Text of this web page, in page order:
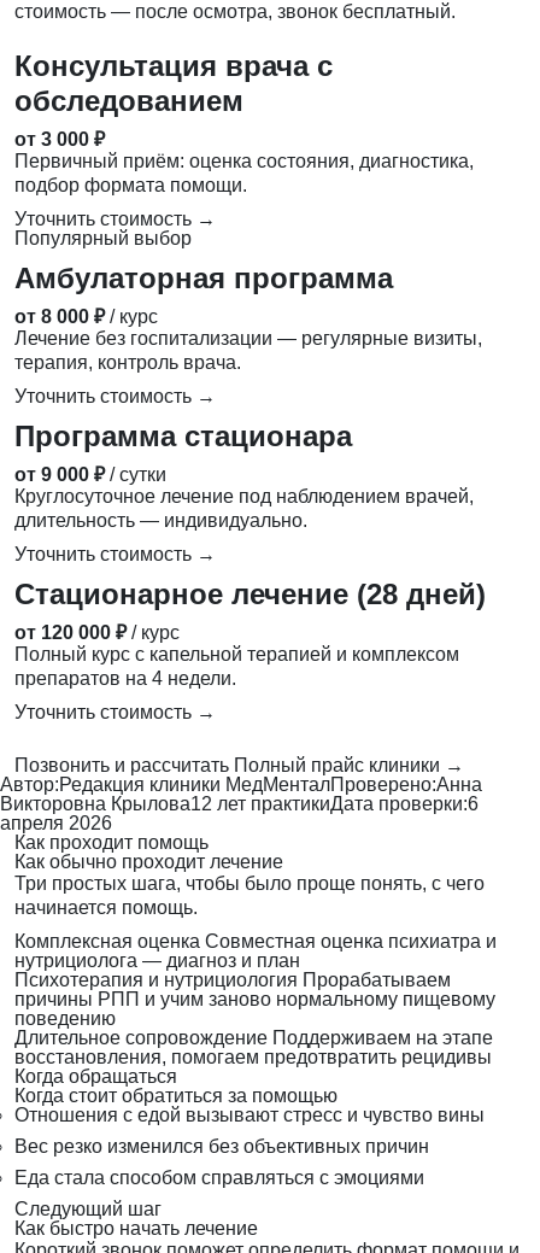
стоимость — после осмотра, звонок бесплатный.
Консультация врача с
обследованием
от 3 000 ₽
Первичный приём: оценка состояния, диагностика,
подбор формата помощи.
Уточнить стоимость →
Популярный выбор
Амбулаторная программа
от 8 000 ₽ / курс
Лечение без госпитализации — регулярные визиты,
терапия, контроль врача.
Уточнить стоимость →
Программа стационара
от 9 000 ₽ / сутки
Круглосуточное лечение под наблюдением врачей,
длительность — индивидуально.
Уточнить стоимость →
Стационарное лечение (28 дней)
от 120 000 ₽ / курс
Полный курс с капельной терапией и комплексом
препаратов на 4 недели.
Уточнить стоимость →
Позвонить и рассчитать Полный прайс клиники →
Автор:Редакция клиники МедМенталПроверено:Анна
Викторовна Крылова12 лет практикиДата проверки:6
апреля 2026
Как проходит помощь
Как обычно проходит лечение
Три простых шага, чтобы было проще понять, с чего
начинается помощь.
Комплексная оценка Совместная оценка психиатра и
нутрициолога — диагноз и план
Психотерапия и нутрициология Прорабатываем
причины РПП и учим заново нормальному пищевому
поведению
Длительное сопровождение Поддерживаем на этапе
восстановления, помогаем предотвратить рецидивы
Когда обращаться
Когда стоит обратиться за помощью
Отношения с едой вызывают стресс и чувство вины
Вес резко изменился без объективных причин
Еда стала способом справляться с эмоциями
Следующий шаг
Как быстро начать лечение